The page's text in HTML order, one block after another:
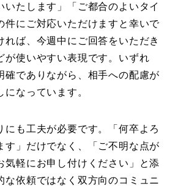
いたします」「ご都合のよいタイ
件にご対応いただけますと幸いで
れば、今週中にご回答をいただき
が使いやすい表現です。いずれ
確でありながら、相手への配慮が
なっています。
にも工夫が必要です。「何卒よろ
す」だけでなく、「ご不明な点が
気軽にお申し付けください」と添
な依頼ではなく双方向のコミュニ